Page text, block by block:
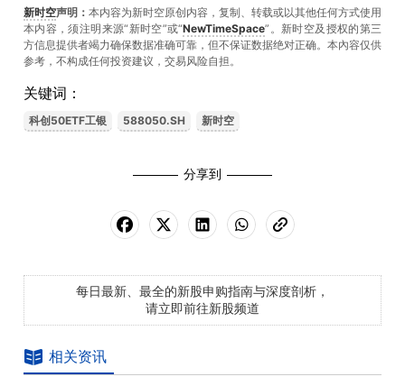
新时空声明： 本内容为新时空原创内容，复制、转载或以其他任何方式使用
本内容，须注明来源“新时空”或“NewTimeSpace”。新时空及授权的第三
方信息提供者竭力确保数据准确可靠，但不保证数据绝对正确。本內容仅供
参考，不构成任何投资建议，交易风险自担。
关键词：
科创50ETF工银 588050.SH 新时空
分享到
每日最新、最全的新股申购指南与深度剖析，
请立即前往新股频道
相关资讯